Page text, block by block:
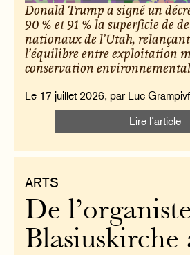
Donald Trump a signé un
90 % et 91 % la superficie de
nationaux de l’Utah,
l’équilibre entre exploitation
conservation
Le 17 juillet 2026, par Luc
Lire l’article
ARTS
De
Blasiuskirche